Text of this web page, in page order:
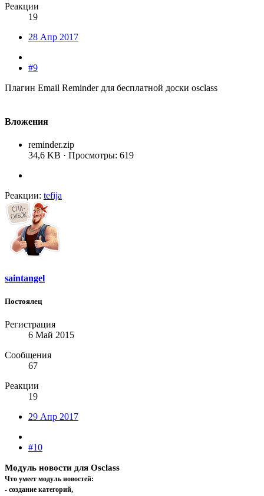
Реакции
19
28 Апр 2017
#9
Плагин Email Reminder для бесплатной доски osclass
Вложения
reminder.zip
34,6 KB · Просмотры: 619
Реакции: tefija
saintangel
Постоялец
Регистрация
6 Май 2015
Сообщения
67
Реакции
19
29 Апр 2017
#10
Модуль новости для Osclass
Что умеет модуль новостей:
- создание категорий,